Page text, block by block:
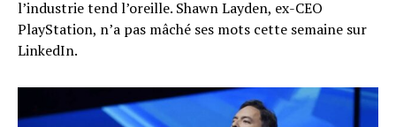
l’industrie tend l’oreille. Shawn Layden, ex-CEO
PlayStation, n’a pas mâché ses mots cette semaine sur
LinkedIn.